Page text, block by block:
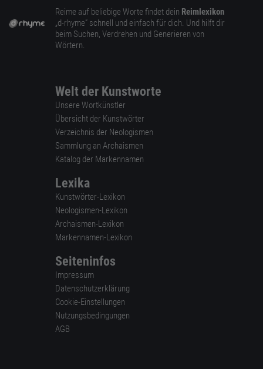
Reime auf beliebige Worte findet dein Reimlexikon
„d-rhyme” schnell und einfach für dich. Und hilft dir
beim Suchen, Verdrehen und Generieren von
Wörtern.
Welt der Kunstworte
Unsere Wortkünstler
Übersicht der Kunstwörter
Verzeichnis der Neologismen
Sammlung an Archaismen
Katalog der Markennamen
Lexika
Kunstwörter-Lexikon
Neologismen-Lexikon
Archaismen-Lexikon
Markennamen-Lexikon
Seiteninfos
Impressum
Datenschutzerklärung
Cookie-Einstellungen
Nutzungsbedingungen
AGB